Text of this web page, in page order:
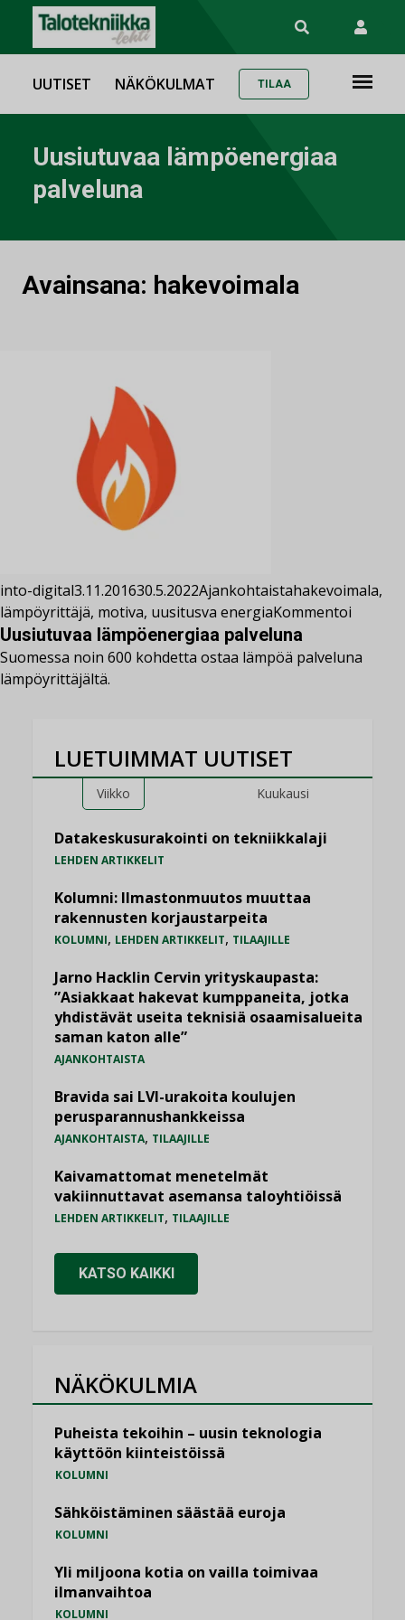
UUTISET NÄKÖKULMAT TILAA
Uusiutuvaa lämpöenergiaa
palveluna
Avainsana: hakevoimala
into-digital3.11.201630.5.2022Ajankohtaistahakevoimala,
lämpöyrittäjä, motiva, uusitusva energiaKommentoi
Uusiutuvaa lämpöenergiaa palveluna
Suomessa noin 600 kohdetta ostaa lämpöä palveluna
lämpöyrittäjältä.
LUETUIMMAT UUTISET
Viikko Kuukausi
Datakeskusurakointi on tekniikkalaji
LEHDEN ARTIKKELIT
Kolumni: Ilmastonmuutos muuttaa
rakennusten korjaustarpeita
KOLUMNI, LEHDEN ARTIKKELIT, TILAAJILLE
Jarno Hacklin Cervin yrityskaupasta:
”Asiakkaat hakevat kumppaneita, jotka
yhdistävät useita teknisiä osaamisalueita
saman katon alle”
AJANKOHTAISTA
Bravida sai LVI-urakoita koulujen
perusparannushankkeissa
AJANKOHTAISTA, TILAAJILLE
Kaivamattomat menetelmät
vakiinnuttavat asemansa taloyhtiöissä
LEHDEN ARTIKKELIT, TILAAJILLE
KATSO KAIKKI
NÄKÖKULMIA
Puheista tekoihin – uusin teknologia
käyttöön kiinteistöissä
KOLUMNI
Sähköistäminen säästää euroja
KOLUMNI
Yli miljoona kotia on vailla toimivaa
ilmanvaihtoa
KOLUMNI